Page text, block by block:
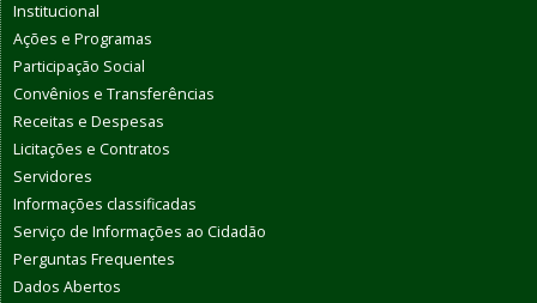
Institucional
Ações e Programas
Participação Social
Convênios e Transferências
Receitas e Despesas
Licitações e Contratos
Servidores
Informações classificadas
Serviço de Informações ao Cidadão
Perguntas Frequentes
Dados Abertos